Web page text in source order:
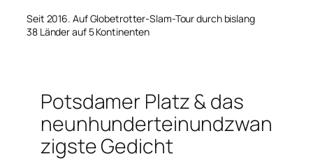
Seit 2016. Auf Globetrotter-Slam-Tour durch bislang
38 Länder auf 5 Kontinenten
Potsdamer Platz & das
neunhunderteinundzwan
zigste Gedicht